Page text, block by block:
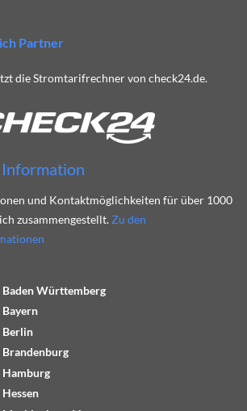
Partner
die Stromtarifrechner von check24.de.
und Kontaktmöglichkeiten für über 1000
zusammengestellt. Zu den
Württemberg
Berlin